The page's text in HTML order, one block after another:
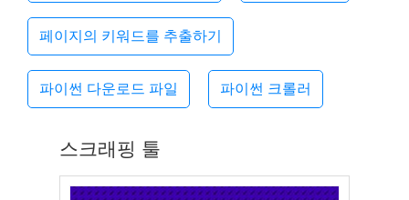
페이지의 키워드를 추출하기
파이썬 다운로드 파일 파이썬 크롤러
스크래핑 툴